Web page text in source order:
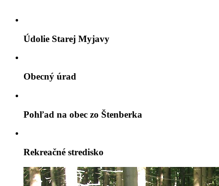
Údolie Starej Myjavy
Obecný úrad
Pohľad na obec zo Štenberka
Rekreačné stredisko